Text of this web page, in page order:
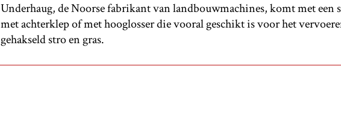
Underhaug, de Noorse fabrikant van landbouwmachines, komt met een
met achterklep of met hooglosser die vooral geschikt is voor het
gehakseld stro en gras.